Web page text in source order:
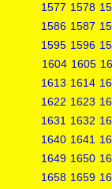
1577 1578
1586 1587
1595 1596
1604 1605
1613 1614
1622 1623
1631 1632
1640 1641
1649 1650
1658 1659